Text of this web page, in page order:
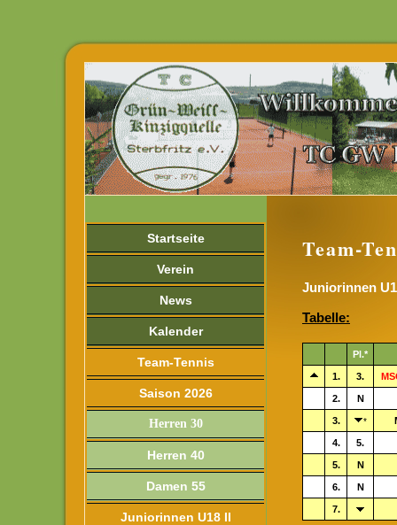
Startseite
Verein
News
Kalender
Team-Tennis
Saison 2026
Herren 30
Herren 40
Damen 55
Juniorinnen U18 II
Team-
Juniorinnen
Tabelle:
Pl.*
1. 3.
2. N
3. *
4. 5.
5. N
6. N
7.